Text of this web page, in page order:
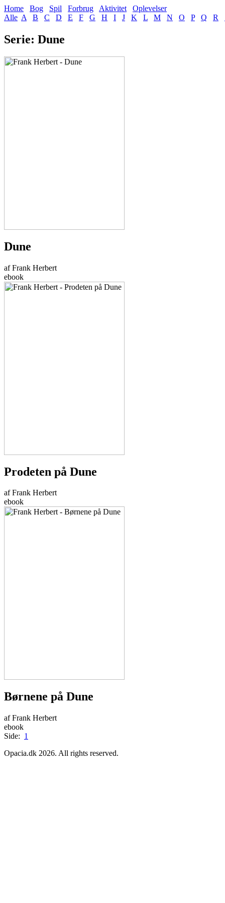
Home Bog Spil Forbrug Aktivitet
Oplevelser
Alle A B C D E F G H I J K L M N O P Q R
Serie: Dune
Dune
af Frank Herbert
ebook
Prodeten på Dune
af Frank Herbert
ebook
Børnene på Dune
af Frank Herbert
ebook
Side: 1
Opacia.dk 2026. All rights reserved.